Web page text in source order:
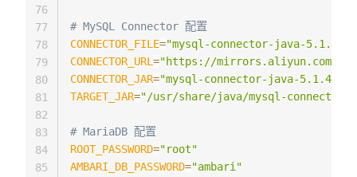
# MySQL Connector 配置
CONNECTOR_FILE="mysql-connector-java-
CONNECTOR_URL="https://mirrors.aliyun.com/
CONNECTOR_JAR="mysql-connector-java-5.1.48-
TARGET_JAR="/usr/share/java/mysql-
# MariaDB 配置
ROOT_PASSWORD="root"
AMBARI_DB_PASSWORD="ambari"
76
77
78
79
80
81
82
83
84
85